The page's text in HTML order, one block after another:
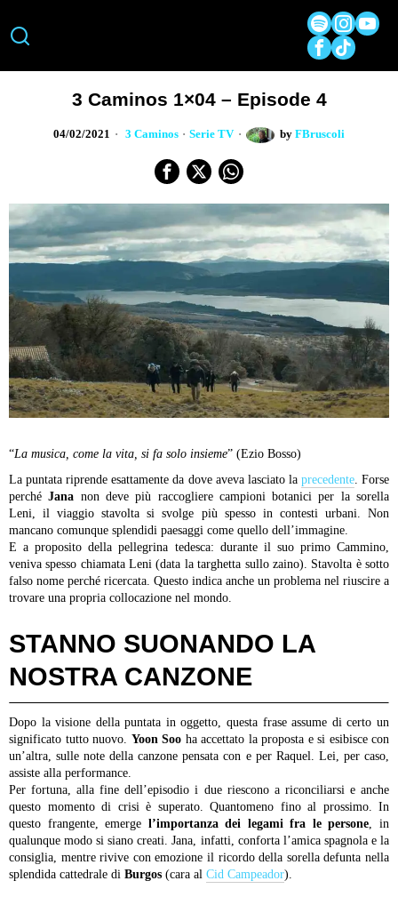
3 Caminos 1×04 – Episode 4
04/02/2021 3 Caminos · Serie TV by FBruscoli
“La musica, come la vita, si fa solo insieme” (Ezio Bosso)
La puntata riprende esattamente da dove aveva lasciato la precedente. Forse
perchéJana non deve più raccogliere campioni botanici per la sorella
Leni, il viaggio stavolta si svolge più spesso in contesti urbani. Non
mancano comunque splendidi paesaggi come quello dell’immagine.
E a proposito della pellegrina tedesca: durante il suo primo Cammino,
veniva spesso chiamata Leni (data la targhetta sullo zaino). Stavolta è sotto
falso nome perché ricercata. Questo indica anche un problema nel riuscire a
trovare una propria collocazione nel mondo.
STANNO SUONANDO LA
NOSTRA CANZONE
Dopo la visione della puntata in oggetto, questa frase assume di certo un
significato tutto nuovo. Yoon Soo ha accettato la proposta e si esibisce con
un’altra, sulle note della canzone pensata con e per Raquel. Lei, per caso,
assiste alla performance.
Per fortuna, alla fine dell’episodio i due riescono a riconciliarsi e anche
questo momento di crisi è superato. Quantomeno fino al prossimo. In
questo frangente, emerge l’importanza dei legami fra le persone, in
qualunque modo si siano creati. Jana, infatti, conforta l’amica spagnola e la
consiglia, mentre rivive con emozione il ricordo della sorella defunta nella
splendida cattedrale di Burgos (cara al Cid Campeador).